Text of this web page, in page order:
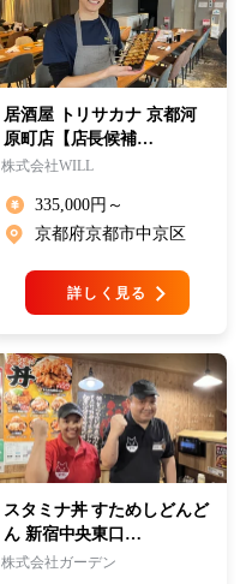
居酒屋 トリサカナ 京都河
原町店【店長候補…
株式会社WILL
335,000円～
京都府京都市中京区
詳しく見る
スタミナ丼 すためしどんど
ん 新宿中央東口…
株式会社ガーデン